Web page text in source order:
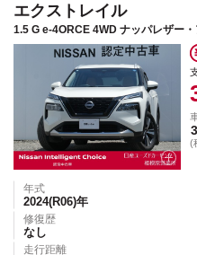
エクストレイル
1.5 G e-4ORCE 4WD ナッパレザー
(
年式
2024(R06)年
修復歴
なし
走行距離